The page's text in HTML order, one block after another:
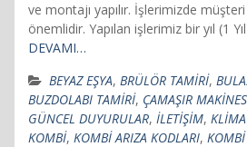
ve montajı yapılır. İşlerimizde
önemlidir. Yapılan işlerimiz bir yıl (1
DEVAMI…
BEYAZ EŞYA, BRÜLÖR TAMİRİ,
BUZDOLABI TAMİRİ, ÇAMAŞIR
GÜNCEL DUYURULAR, İLETİŞİM,
KOMBİ, KOMBİ ARIZA KODLARI,